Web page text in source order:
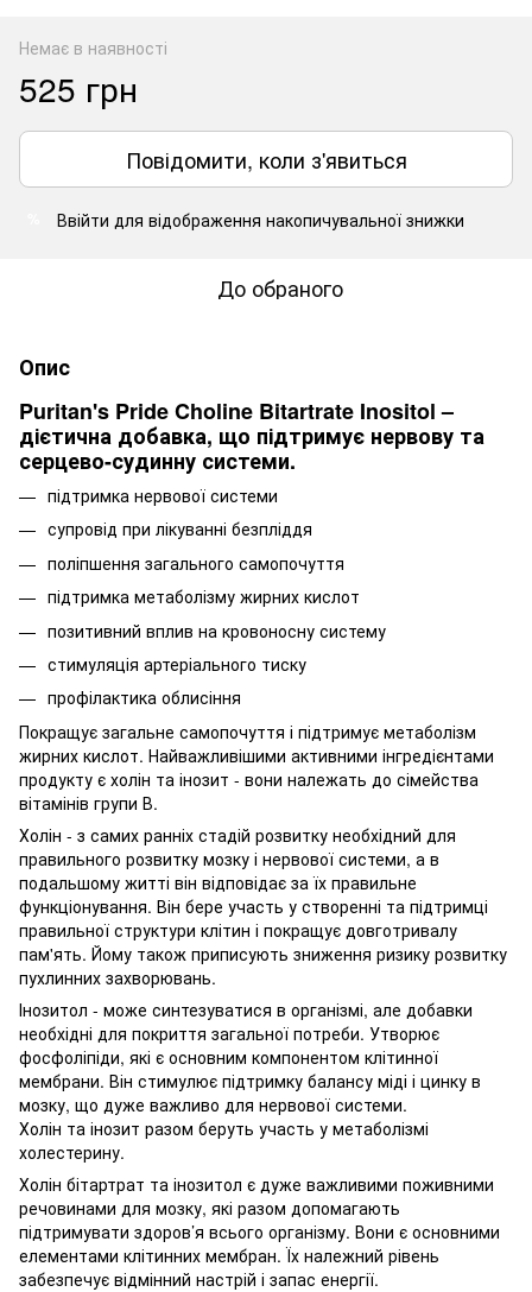
Немає в наявності
525 грн
Повідомити, коли з'явиться
Ввійти для відображення накопичувальної знижки
До обраного
Опис
Puritan's Pride Choline Bitartrate Inositol –
дієтична добавка, що підтримує нервову та
серцево-судинну системи.
підтримка нервової системи
супровід при лікуванні безпліддя
поліпшення загального самопочуття
підтримка метаболізму жирних кислот
позитивний вплив на кровоносну систему
стимуляція артеріального тиску
профілактика облисіння
Покращує загальне самопочуття і підтримує метаболізм
жирних кислот. Найважливішими активними інгредієнтами
продукту є холін та інозит - вони належать до сімейства
вітамінів групи В.
Холін - з самих ранніх стадій розвитку необхідний для
правильного розвитку мозку і нервової системи, а в
подальшому житті він відповідає за їх правильне
функціонування. Він бере участь у створенні та підтримці
правильної структури клітин і покращує довготривалу
пам'ять. Йому також приписують зниження ризику розвитку
пухлинних захворювань.
Інозитол - може синтезуватися в організмі, але добавки
необхідні для покриття загальної потреби. Утворює
фосфоліпіди, які є основним компонентом клітинної
мембрани. Він стимулює підтримку балансу міді і цинку в
мозку, що дуже важливо для нервової системи.
Холін та інозит разом беруть участь у метаболізмі
холестерину.
Холін бітартрат та інозитол є дуже важливими поживними
речовинами для мозку, які разом допомагають
підтримувати здоров’я всього організму. Вони є основними
елементами клітинних мембран. Їх належний рівень
забезпечує відмінний настрій і запас енергії.